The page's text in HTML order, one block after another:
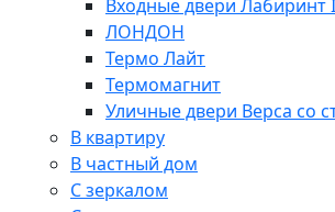
Входные двери Лабиринт
ЛОНДОН
Термо Лайт
Термомагнит
Уличные двери Верса со
В квартиру
В частный дом
С зеркалом